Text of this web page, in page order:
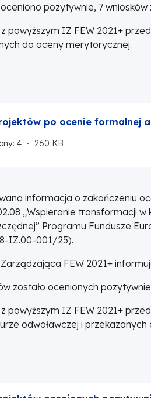
pozytywnie, 7
z powyższym IZ FEW 2021+
do oceny merytorycznej.
po ocenie formalnej
4 260 KB
informacja o zakończeniu
„Wspieranie transformacji
Programu Fundusze
IZ.00-001/25).
FEW 2021+
zostało ocenionych
z powyższym IZ FEW 2021+
odwoławczej i